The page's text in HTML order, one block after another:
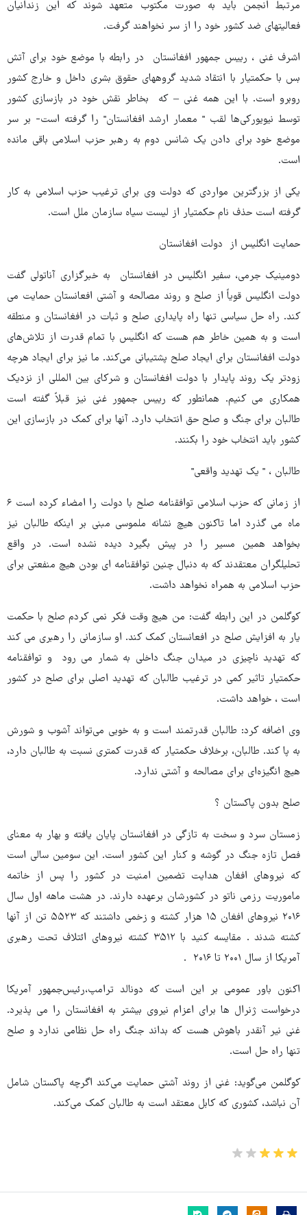
مرتبط انجمن باید به صورت مکتوب متعهد شوند که این زندانیان
فعالیتهای ضد کشور خود را از سر نخواهند گرفت.
اشرف غنی ، رییس جمهور افغانستان در رابطه با موضع خود برای آتش
بس با حکمتیار با انتقاد شدید گروههای حقوق بشری داخل و خارج کشور
روبرو است. با این همه غنی – که بخاطر نقش خود در بازسازی کشور
توسط نیویورکی‌ها لقب " معمار ارشد افغانستان" را گرفته است- بر سر
موضع خود برای دادن یک شانس دوم به رهبر حزب اسلامی باقی مانده
است.
یکی از بزرگترین مواردی که دولت وی برای ترغیب حزب اسلامی به کار
گرفته است حذف نام حکمتیار از لیست سیاه سازمان ملل است.
حمایت انگلیس از دولت افغانستان
دومینیک جرمی، سفیر انگلیس در افغانستان به خبرگزاری آناتولی گفت
دولت انگلیس قویاً از صلح و روند مصالحه و آشتی افعانستان حمایت می
کند. راه حل سیاسی تنها راه پایداری صلح و ثبات در افغانستان و منطقه
است و به همین خاطر هم هست که انگلیس با تمام قدرت از تلاش‌های
دولت افغانستان برای ایجاد صلح پشتیبانی می‌کند. ما نیز برای ایجاد هرچه
زودتر یک روند پایدار با دولت افغانستان و شرکای بین المللی از نزدیک
همکاری می کنیم. همانطور که رییس جمهور غنی نیز قبلاً گفته است
طالبان برای جنگ و صلح حق انتخاب دارد. آنها برای کمک در بازسازی این
کشور باید انتخاب خود را بکنند.
طالبان ، " یک تهدید واقعی"
از زمانی که حزب اسلامی توافقنامه صلح با دولت را امضاء کرده است ۶
ماه می گذرد اما تاکنون هیچ نشانه ملموسی مبنی بر اینکه طالبان نیز
بخواهد همین مسیر را در پیش بگیرد دیده نشده است. در واقع
تحلیلگران معتقدند که به دنبال چنین توافقنامه ای بودن هیچ منفعتی برای
حزب اسلامی به همراه نخواهد داشت.
کوگلمن در این رابطه گفت: من هیچ وقت فکر نمی کردم صلح با حکمت
یار به افزایش صلح در افعانستان کمک کند. او سازمانی را رهبری می کند
که تهدید ناچیزی در میدان جنگ داخلی به شمار می رود و توافقنامه
حکمتیار تاثیر کمی در ترغیب طالبان که تهدید اصلی برای صلح در کشور
است ، خواهد داشت.
وی اضافه کرد: طالبان قدرتمند است و به خوبی می‌تواند آشوب و شورش
به پا کند. طالبان، برخلاف حکمتیار که قدرت کمتری نسبت به طالبان دارد،
هیچ انگیزه‌ای برای مصالحه و آشتی ندارد.
صلح بدون پاکستان ؟
زمستان سرد و سخت به تازگی در افغانستان پایان یافته و بهار به معنای
فصل تازه جنگ در گوشه و کنار این کشور است. این سومین سالی است
که نیروهای افغان هدایت تضمین امنیت در کشور را پس از خاتمه
ماموریت رزمی ناتو در کشورشان برعهده دارند. در هشت ماهه اول سال
۲۰۱۶ نیروهای افغان ۱۵ هزار کشته و زخمی داشتند که ۵۵۲۳ تن از آنها
کشته شدند . مقایسه کنید با ۳۵۱۲ کشته نیروهای ائتلاف تحت رهبری
آمریکا از سال ۲۰۰۱ تا ۲۰۱۶ .
اکنون باور عمومی بر این است که دونالد ترامپ،‌رئیس‌جمهور آمریکا
درخواست ژنرال ها برای اعزام نیروی بیشتر به افغانستان را می پذیرد.
غنی نیر آنقدر باهوش هست که بداند جنگ راه حل نظامی ندارد و صلح
تنها راه حل است.
کوگلمن می‌گوید: غنی از روند آشتی حمایت می‌کند اگرچه پاکستان شامل
آن نباشد، کشوری که کابل معتقد است به طالبان کمک می‌کند.